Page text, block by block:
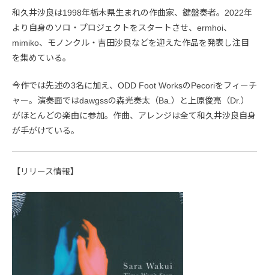
和久井沙良は1998年栃木県生まれの作曲家、鍵盤奏者。2022年
より自身のソロ・プロジェクトをスタートさせ、ermhoi、
mimiko、モノンクル・吉田沙良などを迎えた作品を発表し注目
を集めている。
今作では先述の3名に加え、ODD Foot WorksのPecoriをフィーチ
ャー。演奏面ではdawgssの森光奏太（Ba.）と上原俊亮（Dr.）
がほとんどの楽曲に参加。作曲、アレンジは全て和久井沙良自身
が手がけている。
【リリース情報】